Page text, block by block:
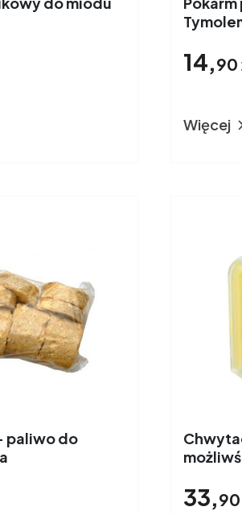
14,90
Więcej
paliwo do
33,90